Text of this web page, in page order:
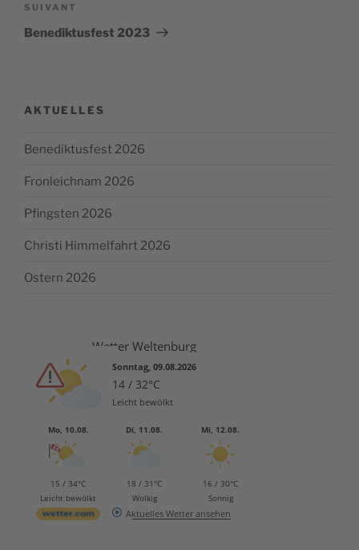
Article
suivant
SUIVANT
Benediktusfest 2023
AKTUELLES
Benediktusfest 2026
Fronleichnam 2026
Pfingsten 2026
Christi Himmelfahrt 2026
Ostern 2026
Wetter Weltenburg
Sonntag, 09.08.2026
14 / 32°C
Leicht bewölkt
Mo, 10.08.
15 / 34°C
Leicht bewölkt
Di, 11.08.
18 / 31°C
Wolkig
Mi, 12.08.
16 / 30°C
Sonnig
Aktuelles Wetter ansehen